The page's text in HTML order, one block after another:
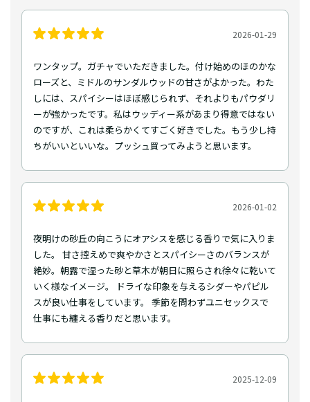
2026-01-29
ワンタップ。ガチャでいただきました。付け始めのほのかな
ローズと、ミドルのサンダルウッドの甘さがよかった。わた
しには、スパイシーはほぼ感じられず、それよりもパウダリ
ーが強かったです。私はウッディー系があまり得意ではない
のですが、これは柔らかくてすごく好きでした。もう少し持
ちがいいといいな。プッシュ買ってみようと思います。
2026-01-02
夜明けの砂丘の向こうにオアシスを感じる香りで気に入りま
した。 甘さ控えめで爽やかさとスパイシーさのバランスが
絶妙。朝露で湿った砂と草木が朝日に照らされ徐々に乾いて
いく様なイメージ。 ドライな印象を与えるシダーやパピル
スが良い仕事をしています。 季節を問わずユニセックスで
仕事にも纏える香りだと思います。
2025-12-09